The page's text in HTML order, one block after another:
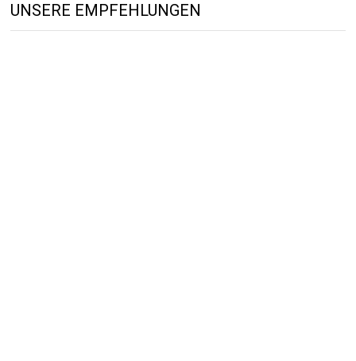
UNSERE EMPFEHLUNGEN